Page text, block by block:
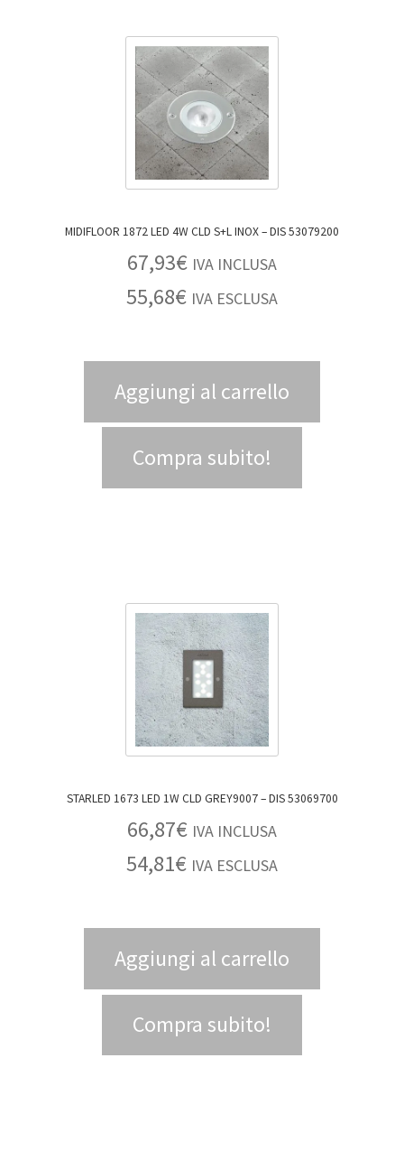
MIDIFLOOR 1872 LED 4W CLD S+L INOX – DIS 53079200
67,93€ IVA INCLUSA
55,68€ IVA ESCLUSA
Aggiungi al carrello
Compra subito!
STARLED 1673 LED 1W CLD GREY9007 – DIS 53069700
66,87€ IVA INCLUSA
54,81€ IVA ESCLUSA
Aggiungi al carrello
Compra subito!